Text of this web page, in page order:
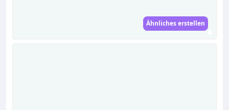
Ähnliches erstellen